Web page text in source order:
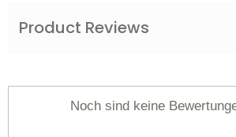
Product Reviews
Noch sind keine